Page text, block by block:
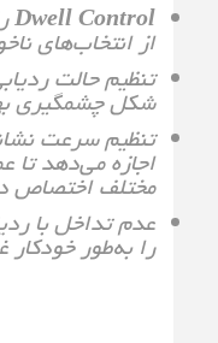
Dwell Control
از انتخاب‌های
تنظیم حالت
شکل چشمگیری
تنظیم سرعت
اجازه می‌دهد تا
مختلف اختصاص
را به‌طور